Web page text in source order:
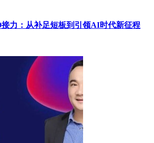
力：从补足短板到引领AI时代新征程